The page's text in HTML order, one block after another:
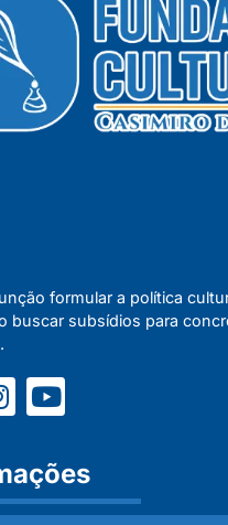
formular a política
buscar subsídios para